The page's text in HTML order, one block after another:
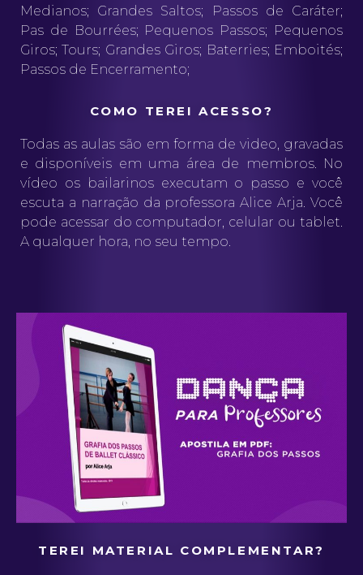
Medianos; Grandes Saltos; Passos de Caráter;
Pas de Bourrées; Pequenos Passos; Pequenos
Giros; Tours; Grandes Giros; Baterries; Emboités;
Passos de Encerramento;
COMO TEREI ACESSO?
Todas as aulas são em forma de video, gravadas
e disponíveis em uma área de membros. No
vídeo os bailarinos executam o passo e você
escuta a narração da professora Alice Arja. Você
pode acessar do computador, celular ou tablet.
A qualquer hora, no seu tempo.
TEREI MATERIAL COMPLEMENTAR?